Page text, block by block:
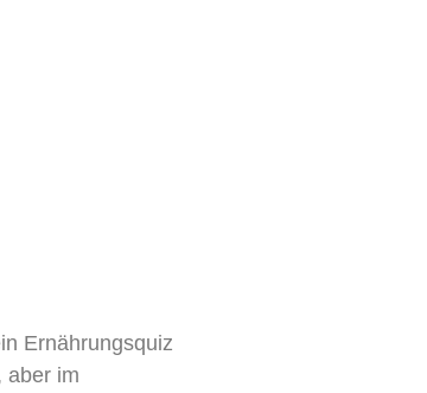
Ernährungsquiz
aber im